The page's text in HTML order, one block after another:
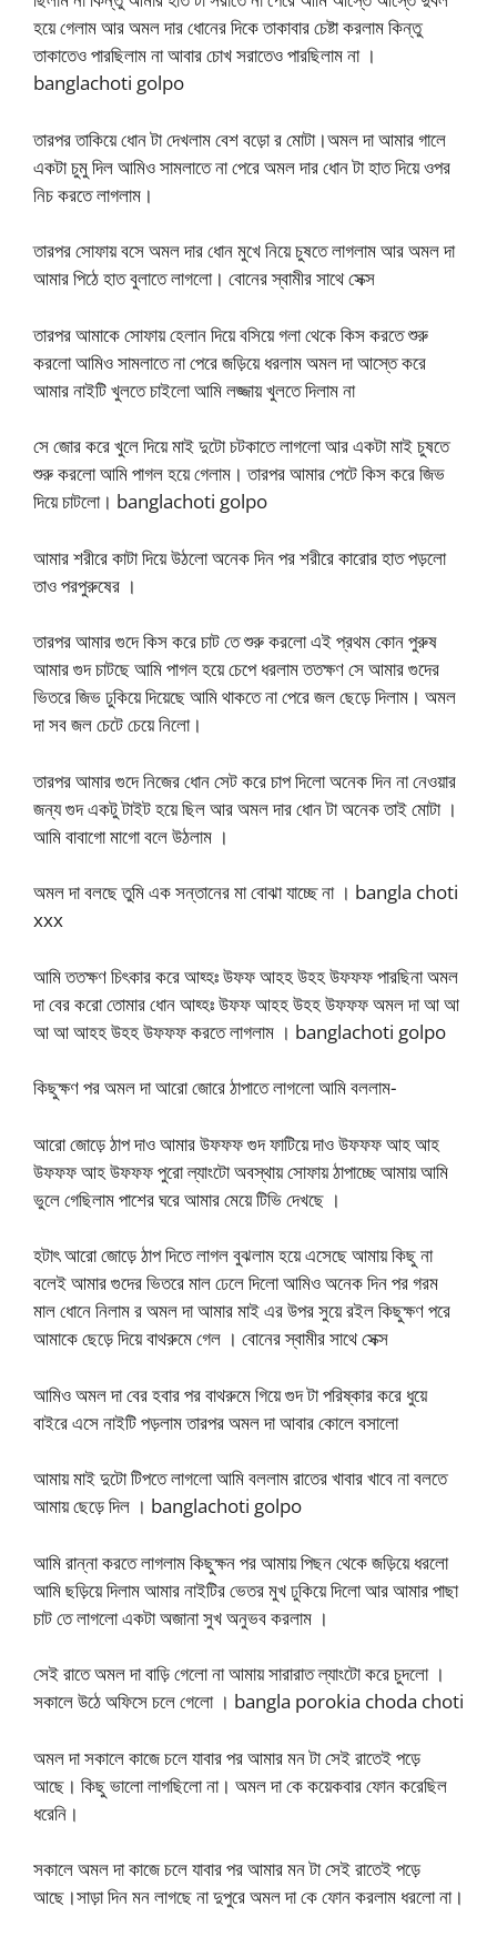
হয়ে গেলাম আর অমল দার ধোনের দিকে তাকাবার চেষ্টা করলাম কিন্তু
তাকাতেও পারছিলাম না আবার চোখ সরাতেও পারছিলাম না ।
banglachoti golpo
তারপর তাকিয়ে ধোন টা দেখলাম বেশ বড়ো র মোটা।অমল দা আমার গালে
একটা চুমু দিল আমিও সামলাতে না পেরে অমল দার ধোন টা হাত দিয়ে ওপর
নিচ করতে লাগলাম।
তারপর সোফায় বসে অমল দার ধোন মুখে নিয়ে চুষতে লাগলাম আর অমল দা
আমার পিঠে হাত বুলাতে লাগলো। বোনের স্বামীর সাথে সেক্স
তারপর আমাকে সোফায় হেলান দিয়ে বসিয়ে গলা থেকে কিস করতে শুরু
করলো আমিও সামলাতে না পেরে জড়িয়ে ধরলাম অমল দা আস্তে করে
আমার নাইটি খুলতে চাইলো আমি লজ্জায় খুলতে দিলাম না
সে জোর করে খুলে দিয়ে মাই দুটো চটকাতে লাগলো আর একটা মাই চুষতে
শুরু করলো আমি পাগল হয়ে গেলাম। তারপর আমার পেটে কিস করে জিভ
দিয়ে চাটলো। banglachoti golpo
আমার শরীরে কাটা দিয়ে উঠলো অনেক দিন পর শরীরে কারোর হাত পড়লো
তাও পরপুরুষের ।
তারপর আমার গুদে কিস করে চাট তে শুরু করলো এই প্রথম কোন পুরুষ
আমার গুদ চাটছে আমি পাগল হয়ে চেপে ধরলাম ততক্ষণ সে আমার গুদের
ভিতরে জিভ ঢুকিয়ে দিয়েছে আমি থাকতে না পেরে জল ছেড়ে দিলাম। অমল
দা সব জল চেটে চেয়ে নিলো।
তারপর আমার গুদে নিজের ধোন সেট করে চাপ দিলো অনেক দিন না নেওয়ার
জন্য গুদ একটু টাইট হয়ে ছিল আর অমল দার ধোন টা অনেক তাই মোটা ।
আমি বাবাগো মাগো বলে উঠলাম ।
অমল দা বলছে তুমি এক সন্তানের মা বোঝা যাচ্ছে না । bangla choti
xxx
আমি ততক্ষণ চিৎকার করে আহ্হঃ উফফ আহহ উহহ উফফফ পারছিনা অমল
দা বের করো তোমার ধোন আহ্হঃ উফফ আহহ উহহ উফফফ অমল দা আ আ
আ আ আহহ উহহ উফফফ করতে লাগলাম । banglachoti golpo
কিছুক্ষণ পর অমল দা আরো জোরে ঠাপাতে লাগলো আমি বললাম-
আরো জোড়ে ঠাপ দাও আমার উফফফ গুদ ফাটিয়ে দাও উফফফ আহ আহ
উফফফ আহ উফফফ পুরো ল্যাংটো অবস্থায় সোফায় ঠাপাচ্ছে আমায় আমি
ভুলে গেছিলাম পাশের ঘরে আমার মেয়ে টিভি দেখছে ।
হটাৎ আরো জোড়ে ঠাপ দিতে লাগল বুঝলাম হয়ে এসেছে আমায় কিছু না
বলেই আমার গুদের ভিতরে মাল ঢেলে দিলো আমিও অনেক দিন পর গরম
মাল ধোনে নিলাম র অমল দা আমার মাই এর উপর সুয়ে রইল কিছুক্ষণ পরে
আমাকে ছেড়ে দিয়ে বাথরুমে গেল । বোনের স্বামীর সাথে সেক্স
আমিও অমল দা বের হবার পর বাথরুমে গিয়ে গুদ টা পরিষ্কার করে ধুয়ে
বাইরে এসে নাইটি পড়লাম তারপর অমল দা আবার কোলে বসালো
আমায় মাই দুটো টিপতে লাগলো আমি বললাম রাতের খাবার খাবে না বলতে
আমায় ছেড়ে দিল । banglachoti golpo
আমি রান্না করতে লাগলাম কিছুক্ষন পর আমায় পিছন থেকে জড়িয়ে ধরলো
আমি ছড়িয়ে দিলাম আমার নাইটির ভেতর মুখ ঢুকিয়ে দিলো আর আমার পাছা
চাট তে লাগলো একটা অজানা সুখ অনুভব করলাম ।
সেই রাতে অমল দা বাড়ি গেলো না আমায় সারারাত ল্যাংটো করে চুদলো ।
সকালে উঠে অফিসে চলে গেলো । bangla porokia choda choti
অমল দা সকালে কাজে চলে যাবার পর আমার মন টা সেই রাতেই পড়ে
আছে। কিছু ভালো লাগছিলো না। অমল দা কে কয়েকবার ফোন করেছিল
ধরেনি।
সকালে অমল দা কাজে চলে যাবার পর আমার মন টা সেই রাতেই পড়ে
আছে।সাড়া দিন মন লাগছে না দুপুরে অমল দা কে ফোন করলাম ধরলো না।